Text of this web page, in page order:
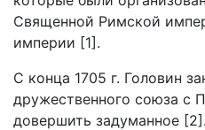
Священной Римской
империи [1].
С конца 1705 г. Головин
дружественного союза с
довершить задуманное [2].